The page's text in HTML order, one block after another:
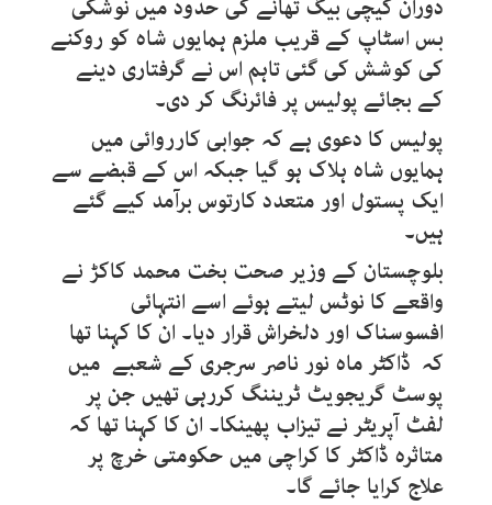
دوران کیچی بیگ تھانے کی حدود میں نوشکی
بس اسٹاپ کے قریب ملزم ہمایوں شاہ کو روکنے
کی کوشش کی گئی تاہم اس نے گرفتاری دینے
کے بجائے پولیس پر فائرنگ کر دی۔
پولیس کا دعوی ہے کہ جوابی کارروائی میں
ہمایوں شاہ ہلاک ہو گیا جبکہ اس کے قبضے سے
ایک پستول اور متعدد کارتوس برآمد کیے گئے
ہیں۔
بلوچستان کے وزیر صحت بخت محمد کاکڑ نے
واقعے کا نوٹس لیتے ہوئے اسے انتہائی
افسوسناک اور دلخراش قرار دیا۔ ان کا کہنا تھا
کہ ڈاکٹر ماہ نور ناصر سرجری کے شعبے میں
پوسٹ گریجویٹ ٹریننگ کررہی تھیں جن پر
لفٹ آپریٹر نے تیزاب پھینکا۔ ان کا کہنا تھا کہ
متاثرہ ڈاکٹر کا کراچی میں حکومتی خرچ پر
علاج کرایا جائے گا۔